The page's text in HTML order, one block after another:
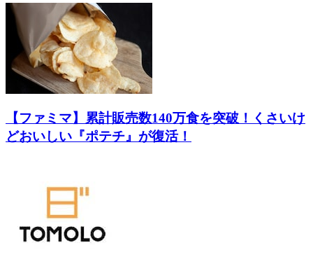
【ファミマ】累計販売数140万食を突破！くさいけ
どおいしい『ポテチ』が復活！